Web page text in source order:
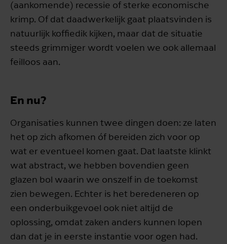
(aankomende) recessie of sterke economische
krimp. Of dat daadwerkelijk gaat plaatsvinden is
natuurlijk koffiedik kijken, maar dat de situatie
steeds grimmiger wordt voelen we ook allemaal
feilloos aan.
En nu?
Organisaties kunnen twee dingen doen: ze laten
het op zich afkomen óf bereiden zich voor op
wat er eventueel komen gaat. Dat laatste klinkt
wat abstract, we hebben bovendien geen
glazen bol waarin we onszelf in de toekomst
zien bewegen. Echter is het beredeneren op
een onderbuikgevoel ook niet altijd de
oplossing, omdat zaken anders kunnen lopen
dan dat je in eerste instantie voor ogen had.